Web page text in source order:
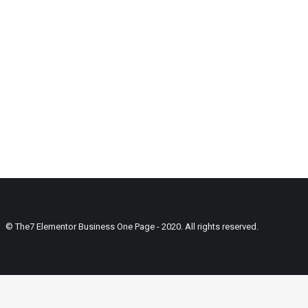
© The7 Elementor Business One Page - 2020. All rights reserved.